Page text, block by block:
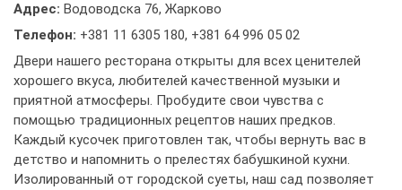
Адрес: Водоводска 76, Жарково
Телефон: +381 11 6305 180, +381 64 996 05 02
Двери нашего ресторана открыты для всех ценителей
хорошего вкуса, любителей качественной музыки и
приятной атмосферы. Пробудите свои чувства с
помощью традиционных рецептов наших предков.
Каждый кусочек приготовлен так, чтобы вернуть вас в
детство и напомнить о прелестях бабушкиной кухни.
Изолированный от городской суеты, наш сад позволяет